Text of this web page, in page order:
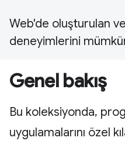
Web'de oluşturulan
deneyimlerini
Genel bakış
Bu koleksiyonda,
uygulamalarını özel